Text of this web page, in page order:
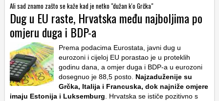
Ali sad znamo zašto se kaže kad je netko "dužan k'o Grčka"
Dug u EU raste, Hrvatska među najboljima po
omjeru duga i BDP-a
Prema podacima Eurostata, javni dug u
eurozoni i cijeloj EU porastao je u proteklih
godinu dana, a omjer duga i BDP-a u eurozoni
dosegnuo je 88,5 posto. Najzaduženije su
Grčka, Italija i Francuska, dok najniže omjere
imaju Estonija i Luksemburg . Hrvatska se ističe pozitivno s